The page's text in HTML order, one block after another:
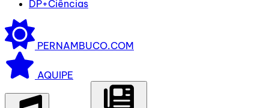
DP+Ciências
PERNAMBUCO.COM
AQUIPE